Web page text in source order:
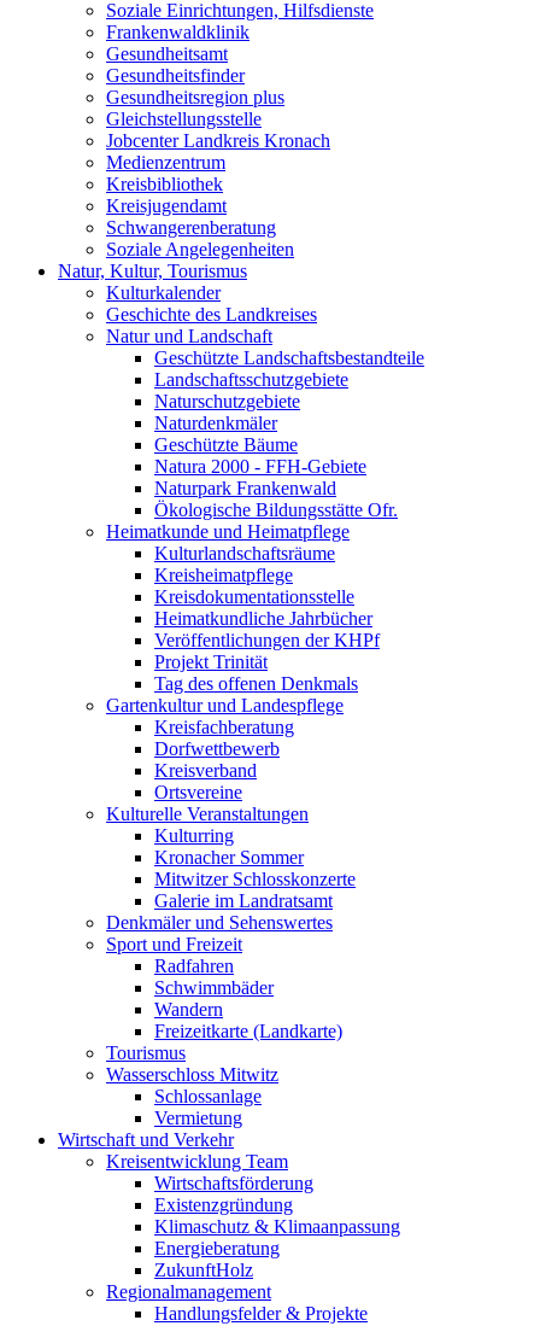
Soziale Einrichtungen, Hilfsdienste
Frankenwaldklinik
Gesundheitsamt
Gesundheitsfinder
Gesundheitsregion plus
Gleichstellungsstelle
Jobcenter Landkreis Kronach
Medienzentrum
Kreisbibliothek
Kreisjugendamt
Schwangerenberatung
Soziale Angelegenheiten
Natur, Kultur, Tourismus
Kulturkalender
Geschichte des Landkreises
Natur und Landschaft
Geschützte Landschaftsbestandteile
Landschaftsschutzgebiete
Naturschutzgebiete
Naturdenkmäler
Geschützte Bäume
Natura 2000 - FFH-Gebiete
Naturpark Frankenwald
Ökologische Bildungsstätte Ofr.
Heimatkunde und Heimatpflege
Kulturlandschaftsräume
Kreisheimatpflege
Kreisdokumentationsstelle
Heimatkundliche Jahrbücher
Veröffentlichungen der KHPf
Projekt Trinität
Tag des offenen Denkmals
Gartenkultur und Landespflege
Kreisfachberatung
Dorfwettbewerb
Kreisverband
Ortsvereine
Kulturelle Veranstaltungen
Kulturring
Kronacher Sommer
Mitwitzer Schlosskonzerte
Galerie im Landratsamt
Denkmäler und Sehenswertes
Sport und Freizeit
Radfahren
Schwimmbäder
Wandern
Freizeitkarte (Landkarte)
Tourismus
Wasserschloss Mitwitz
Schlossanlage
Vermietung
Wirtschaft und Verkehr
Kreisentwicklung Team
Wirtschaftsförderung
Existenzgründung
Klimaschutz & Klimaanpassung
Energieberatung
ZukunftHolz
Regionalmanagement
Handlungsfelder & Projekte